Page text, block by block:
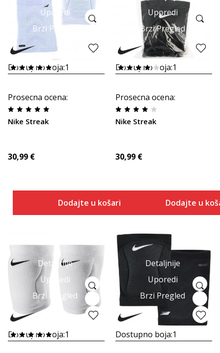
Uporedi
Brzi Pregled
Dostupno boja:1
Prosecna ocena:
Nike Streak
30,99 €
Dodajte u košaricu
Uporedi
Brzi Pregled
Dostupno boja:1
Prosecna ocena:
Nike Streak
30,99 €
Dodajte u
Detaljnije
Uporedi
Brzi Pregled
Dostupno boja:1
Detaljnije
Uporedi
Brzi Pregled
Dostupno boja:1